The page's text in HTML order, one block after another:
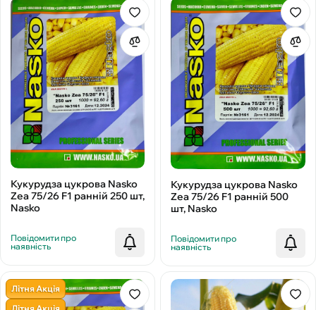
Кукурудза цукрова Nasko
Zea 75/26 F1 ранній 250 шт,
Nasko
Повідомити про
наявність
Кукурудза цукрова Nasko
Zea 75/26 F1 ранній 500
шт, Nasko
Повідомити про
наявність
Літня Акція